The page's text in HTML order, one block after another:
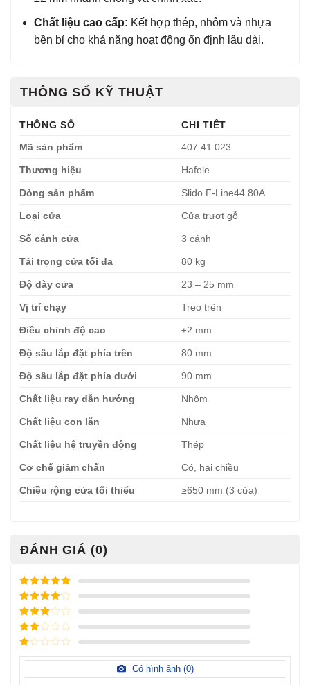
Chất liệu cao cấp: Kết hợp thép, nhôm và nhựa
bền bỉ cho khả năng hoạt động ổn định lâu dài.
THÔNG SỐ KỸ THUẬT
THÔNG SỐ
CHI TIẾT
Mã sản phẩm
407.41.023
Thương hiệu Hafele
Dòng sản phẩm Slido F-Line44 80A
Loại cửa Cửa trượt gỗ
Số cánh cửa 3 cánh
Tải trọng cửa tối đa 80 kg
Độ dày cửa 23 – 25 mm
Vị trí chạy Treo trên
Điều chỉnh độ cao ±2 mm
Độ sâu lắp đặt phía trên 80 mm
Độ sâu lắp đặt phía dưới 90 mm
Chất liệu ray dẫn hướng Nhôm
Chất liệu con lăn Nhựa
Chất liệu hệ truyền động Thép
Cơ chế giảm chấn Có, hai chiều
Chiều rộng cửa tối thiểu ≥650 mm (3 cửa)
ĐÁNH GIÁ (0)
Được xếp
hạng
5
sao
Được xếp
hạng
sao
Được
xếp
hạng3
5 sao
Được
hạng
sao
Được
Có hình ảnh (0)